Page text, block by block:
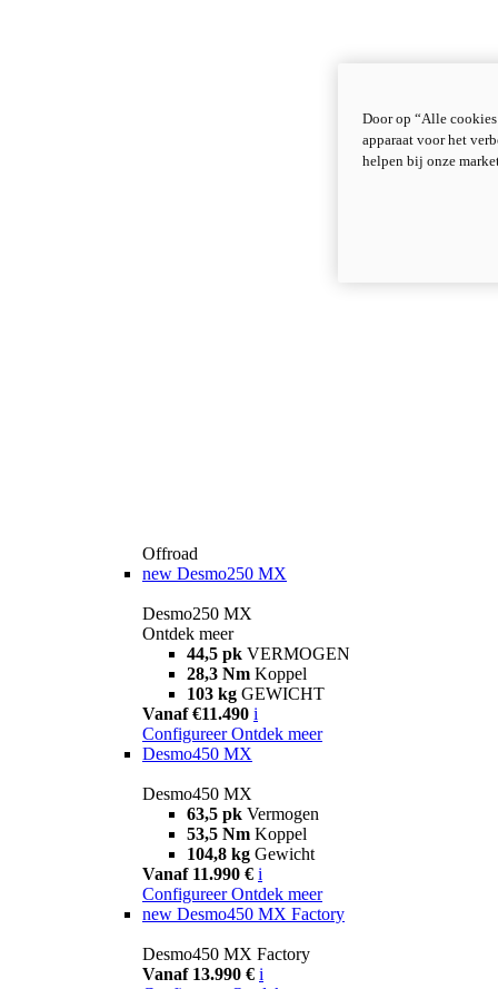
Offroad
new Desmo250 MX
Desmo250 MX
Ontdek meer
44,5 pk VERMOGEN
28,3 Nm Koppel
103 kg GEWICHT
Vanaf €11.490 i
Configureer Ontdek meer
Desmo450 MX
Desmo450 MX
63,5 pk Vermogen
53,5 Nm Koppel
104,8 kg Gewicht
Vanaf 11.990 € i
Configureer Ontdek meer
new Desmo450 MX Factory
Desmo450 MX Factory
Vanaf 13.990 € i
Door op “Alle
apparaat voor het
helpen bij onze